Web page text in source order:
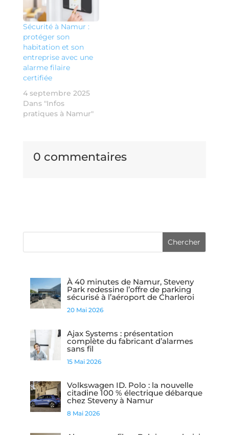
Sécurité à Namur :
protéger son
habitation et son
entreprise avec une
alarme filaire
certifiée
4 septembre 2025
Dans "Infos
pratiques à Namur"
0 commentaires
À 40 minutes de Namur, Steveny
Park redessine l’offre de parking
sécurisé à l’aéroport de Charleroi
20 Mai 2026
Ajax Systems : présentation
complète du fabricant d’alarmes
sans fil
15 Mai 2026
Volkswagen ID. Polo : la nouvelle
citadine 100 % électrique débarque
chez Steveny à Namur
8 Mai 2026